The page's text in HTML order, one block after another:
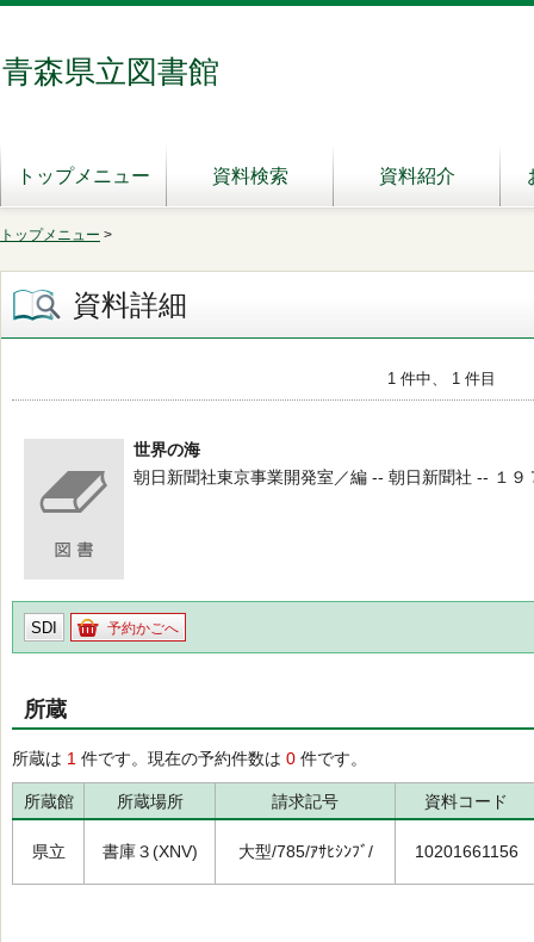
青森県立図書館
トップメニュー 資料検索 資料紹介
トップメニュー >
資料詳細
1 件中、 1 件目
世界の海
朝日新聞社東京事業開発室／編 -- 朝日新聞社 -- １９
SDI 予約かごへ
所蔵
所蔵は 1 件です。現在の予約件数は 0 件です。
所蔵館 所蔵場所 請求記号 資料コード
県立 書庫３(XNV) 大型/785/ｱｻﾋｼﾝﾌﾞ/ 10201661156